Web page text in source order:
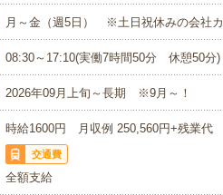
月～金（週5日） ※土日祝休みの会社
08:30～17:10(実働7時間50分 休憩50分)
2026年09月上旬～長期 ※9月～！
時給1600円 月収例 250,560円+残業代
交通費
全額支給